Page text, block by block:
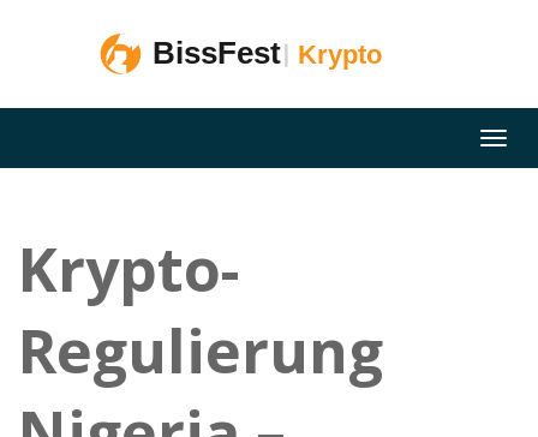
Krypto-
Regulierung